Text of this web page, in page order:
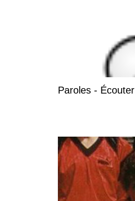
Paroles - Écouter